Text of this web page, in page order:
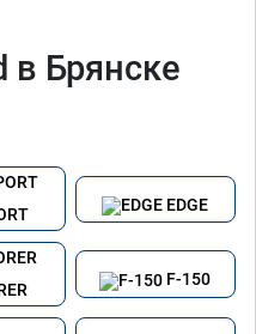
в Брянске
EDGE
F-150